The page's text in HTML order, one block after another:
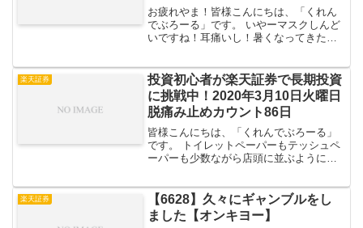
日目
お疲れやま！皆様こんにちは、「くれん
でぶろーる」です。 いやーマスクしんど
いですね！耳痛いし！暑くなってきた
う。 全体評価損益国内株投資信託楽ラ
ップ外国債券金2020...
楽天証券
投資初心者が楽天証券で長期投資
に挑戦中！2020年3月10日火曜日
脱痛み止めカウント86日
皆様こんにちは、「くれんでぶろーる」
です。 トイレットペーパーもテッシュペ
ーパーも少数ながら店頭に並ぶようにな
論で、実際に枯渇してたら僕のようなボ
ケーっとしてる奴は悲し...
楽天証券
【6628】久々にギャンブルをし
ました【オンキヨー】